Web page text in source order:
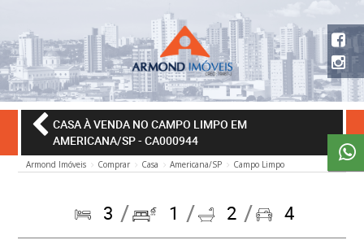
CASA À VENDA NO CAMPO LIMPO EM
AMERICANA/SP- CA000944
Armond Imóveis Comprar Casa Americana/SP Campo Limpo
3 1 2 4